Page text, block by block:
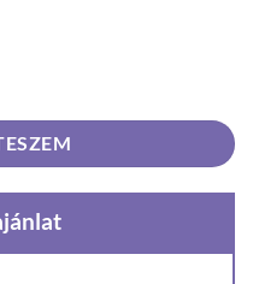
mennyiség